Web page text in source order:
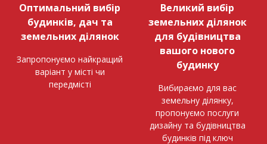
Оптимальний вибір
будинків, дач та
земельних ділянок
Запропонуємо найкращий
варіант у місті чи
передмісті
Великий вибір
земельних ділянок
для будівництва
вашого нового
будинку
Вибираємо для вас
земельну ділянку,
пропонуємо послуги
дизайну та будівництва
будинків під ключ